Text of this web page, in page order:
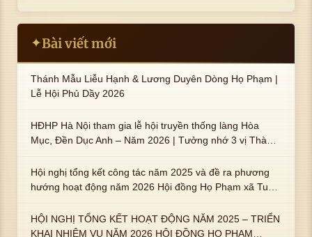
✦Bài viết mới
Thánh Mẫu Liễu Hạnh & Lương Duyên Dòng Họ Phạm |
Lễ Hội Phủ Dầy 2026
HĐHP Hà Nội tham gia lễ hội truyền thống làng Hòa
Mục, Đền Dục Anh – Năm 2026 | Tưởng nhớ 3 vị Thành
trai : ngài Phạm Huy, Phạm Miện
Hội nghị tổng kết công tác năm 2025 và đề ra phương
hướng hoạt động năm 2026 Hội đồng Họ Phạm xã Tuy
HỘI NGHỊ TỔNG KẾT HOẠT ĐỘNG NĂM 2025 – TRIỂN
KHAI NHIỆM VỤ NĂM 2026 HỘI ĐỒNG HỌ PHẠM